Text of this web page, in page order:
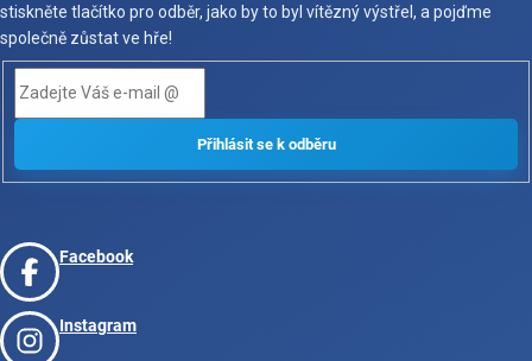
stiskněte tlačítko pro odběr, jako by to byl vítězný výstřel, a pojďme
společně zůstat ve hře!
Facebook
Instagram